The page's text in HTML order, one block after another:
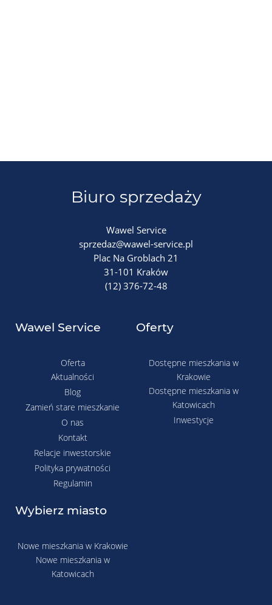
Biuro sprzedaży
Wawel Service
sprzedaz@wawel-service.pl
Plac Na Groblach 21
31-101 Kraków
(12) 376-72-48
Wawel Service
Oferta
Aktualności
Blog
Zamień stare mieszkanie
O nas
Kontakt
Relacje inwestorskie
Polityka prywatności
Regulamin
Oferty
Dostępne mieszkania w
Krakowie
Dostępne mieszkania w
Katowicach
Inwestycje
Wybierz miasto
Nowe mieszkania w Krakowie
Nowe mieszkania w
Katowicach